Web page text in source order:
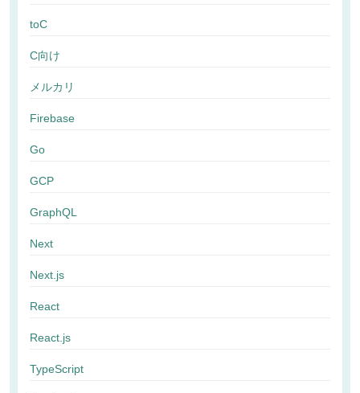
toC
C向け
メルカリ
Firebase
Go
GCP
GraphQL
Next
Next.js
React
React.js
TypeScript